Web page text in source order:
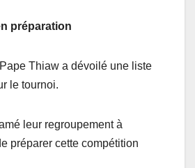
préparation
Thiaw a dévoilé une liste
le tournoi.
leur regroupement à
préparer cette compétition